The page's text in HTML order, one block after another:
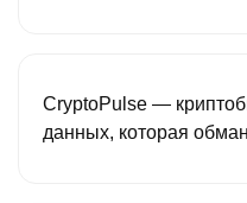
CryptoPulse —
данных, которая